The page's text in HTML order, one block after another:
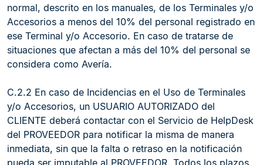
normal, descrito en los manuales, de los Terminales y/o
Accesorios a menos del 10% del personal registrado en
ese Terminal y/o Accesorio. En caso de tratarse de
situaciones que afectan a más del 10% del personal se
considera como Avería.
C.2.2 En caso de Incidencias en el Uso de Terminales
y/o Accesorios, un USUARIO AUTORIZADO del
CLIENTE deberá contactar con el Servicio de HelpDesk
del PROVEEDOR para notificar la misma de manera
inmediata, sin que la falta o retraso en la notificación
pueda ser imputable al PROVEEDOR. Todos los plazos